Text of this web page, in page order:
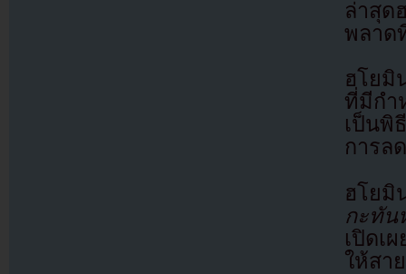
ล่าสุด
พลาด
ฮโยมิ
ที่มีกำ
เป็นพิ
การล
ฮโ
กะทัน
เปิดเ
ให้สา